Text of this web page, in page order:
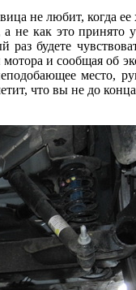
не любит, когда
а не как это
будете
мотора и сообщая
место,
что вы не до